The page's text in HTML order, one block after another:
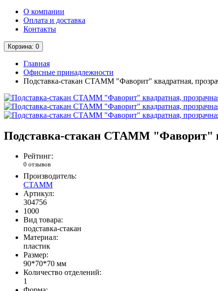
О компании
Оплата и доставка
Контакты
Корзина: 0
Главная
Офисные принадлежности
Подставка-стакан СТАММ "Фаворит" квадратная,
Подставка-стакан СТАММ "Фаворит"
Рейтинг:
0 отзывов
Производитель:
СТАММ
Артикул:
304756
1000
Вид товара:
подставка-стакан
Материал:
пластик
Размер:
90*70*70 мм
Количество отделений:
1